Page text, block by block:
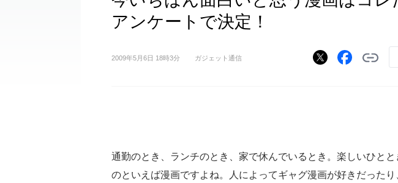
アンケートで決定！
2009年5月6日 18時3分 ガジェット通信
通勤のとき、ランチのとき、家で休んでいるとき。楽しいひと
のといえば漫画ですよね。人によってギャグ漫画が好きだった